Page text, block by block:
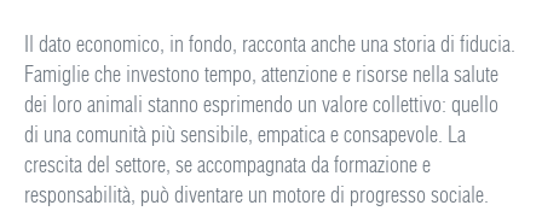
Il dato economico, in fondo, racconta anche una storia di fiducia.
Famiglie che investono tempo, attenzione e risorse nella salute
dei loro animali stanno esprimendo un valore collettivo: quello
di una comunità più sensibile, empatica e consapevole. La
crescita del settore, se accompagnata da formazione e
responsabilità, può diventare un motore di progresso sociale.